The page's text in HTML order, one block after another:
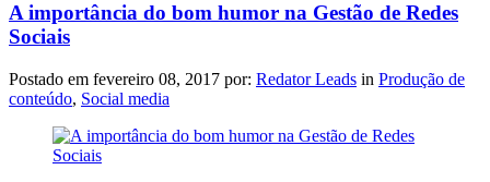
A importância do bom humor na Gestão de Redes
Sociais
Postado em fevereiro 08, 2017 por: Redator Leads in Produção de
conteúdo, Social media